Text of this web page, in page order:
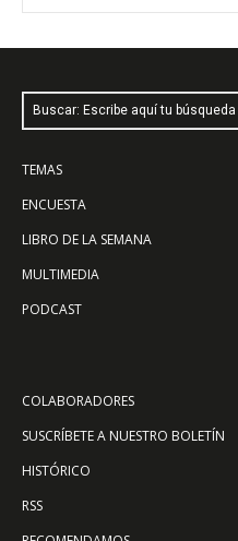
Buscar: Escribe aquí tu búsqueda
TEMAS
ENCUESTA
LIBRO DE LA SEMANA
MULTIMEDIA
PODCAST
COLABORADORES
SUSCRÍBETE A NUESTRO BOLETÍN
HISTÓRICO
RSS